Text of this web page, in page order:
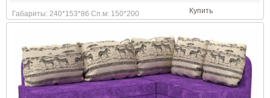
Габариты: 240*153*86 Сп.м: 150*200 Купить